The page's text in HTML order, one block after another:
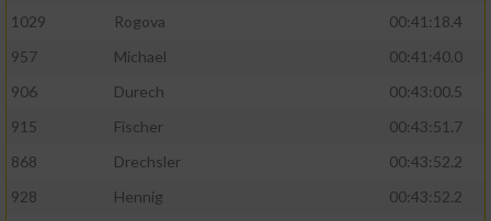
1029 Rogova
00:41:18.4
957
Michael
00:41:40.0
906
Durech
00:43:00.5
915
Fischer
00:43:51.7
868
Drechsler
00:43:52.2
928
Hennig
00:43:52.2